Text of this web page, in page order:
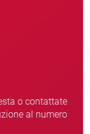
o contattate
al numero